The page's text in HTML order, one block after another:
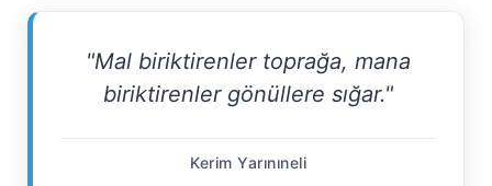
"Mal biriktirenler toprağa, mana
biriktirenler gönüllere sığar."
Kerim Yarınıneli